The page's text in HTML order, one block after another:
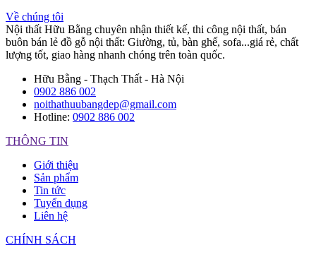
Về chúng tôi
Nội thất Hữu Bằng chuyên nhận thiết kế, thi công nội thất, bán
buôn bán lẻ đồ gỗ nội thất: Giường, tủ, bàn ghế, sofa...giá rẻ, chất
lượng tốt, giao hàng nhanh chóng trên toàn quốc.
Hữu Bằng - Thạch Thất - Hà Nội
0902 886 002
noithathuubangdep@gmail.com
Hotline: 0902 886 002
THÔNG TIN
Giới thiệu
Sản phẩm
Tin tức
Tuyển dụng
Liên hệ
CHÍNH SÁCH